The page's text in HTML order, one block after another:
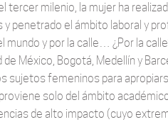
tercer milenio, la mujer ha
y penetrado el ámbito laboral y
y por la calle… ¿Por la
de México, Bogotá, Medellín y
sujetos femeninos para
solo del ámbito
de alto impacto (cuyo